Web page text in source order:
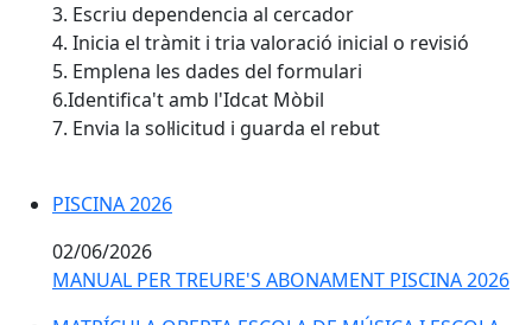
3. Escriu dependencia al cercador
4. Inicia el tràmit i tria valoració inicial o revisió
5. Emplena les dades del formulari
6.Identifica't amb l'Idcat Mòbil
7. Envia la sol·licitud i guarda el rebut
PISCINA 2026
PISCINA 2026
02/06/2026
MANUAL PER TREURE'S ABONAMENT PISCINA 2026